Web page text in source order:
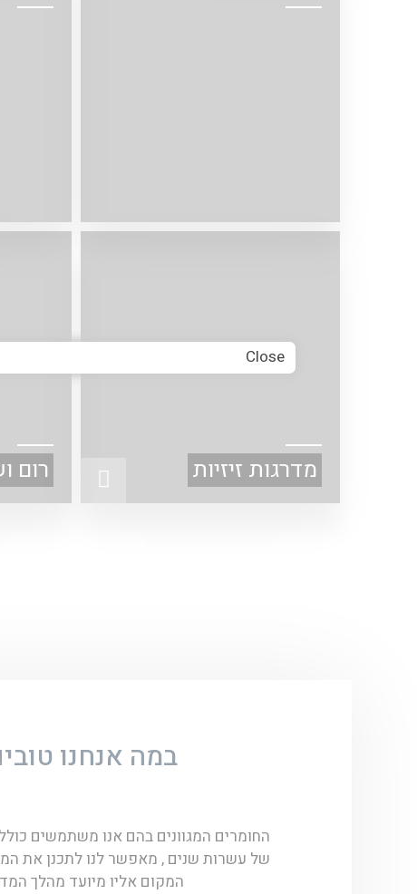
מדרגות זיזיות רום
במה אנחנו
החומרים המגוונים בהם אנו משתמשים כולל
של עשרות שנים , מאפשר לנו לתכנן את
המקום אליו מיועד מהלך
Close